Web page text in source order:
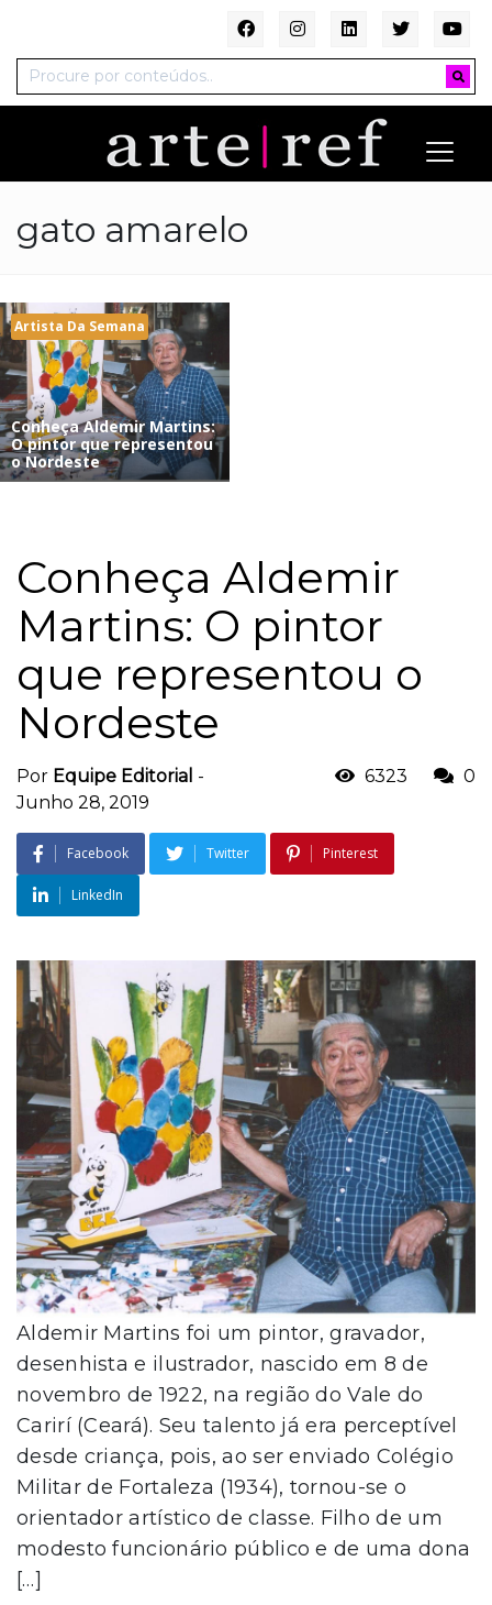
gato amarelo
Artista Da Semana
Conheça Aldemir Martins:
O pintor que representou
o Nordeste
Conheça Aldemir
Martins: O pintor
que representou o
Nordeste
Por Equipe Editorial -
Junho 28, 2019
6323 0
Facebook Twitter Pinterest
LinkedIn
Aldemir Martins foi um pintor, gravador,
desenhista e ilustrador, nascido em 8 de
novembro de 1922, na região do Vale do
Carirí (Ceará). Seu talento já era perceptível
desde criança, pois, ao ser enviado Colégio
Militar de Fortaleza (1934), tornou-se o
orientador artístico de classe. Filho de um
modesto funcionário público e de uma dona
[…]